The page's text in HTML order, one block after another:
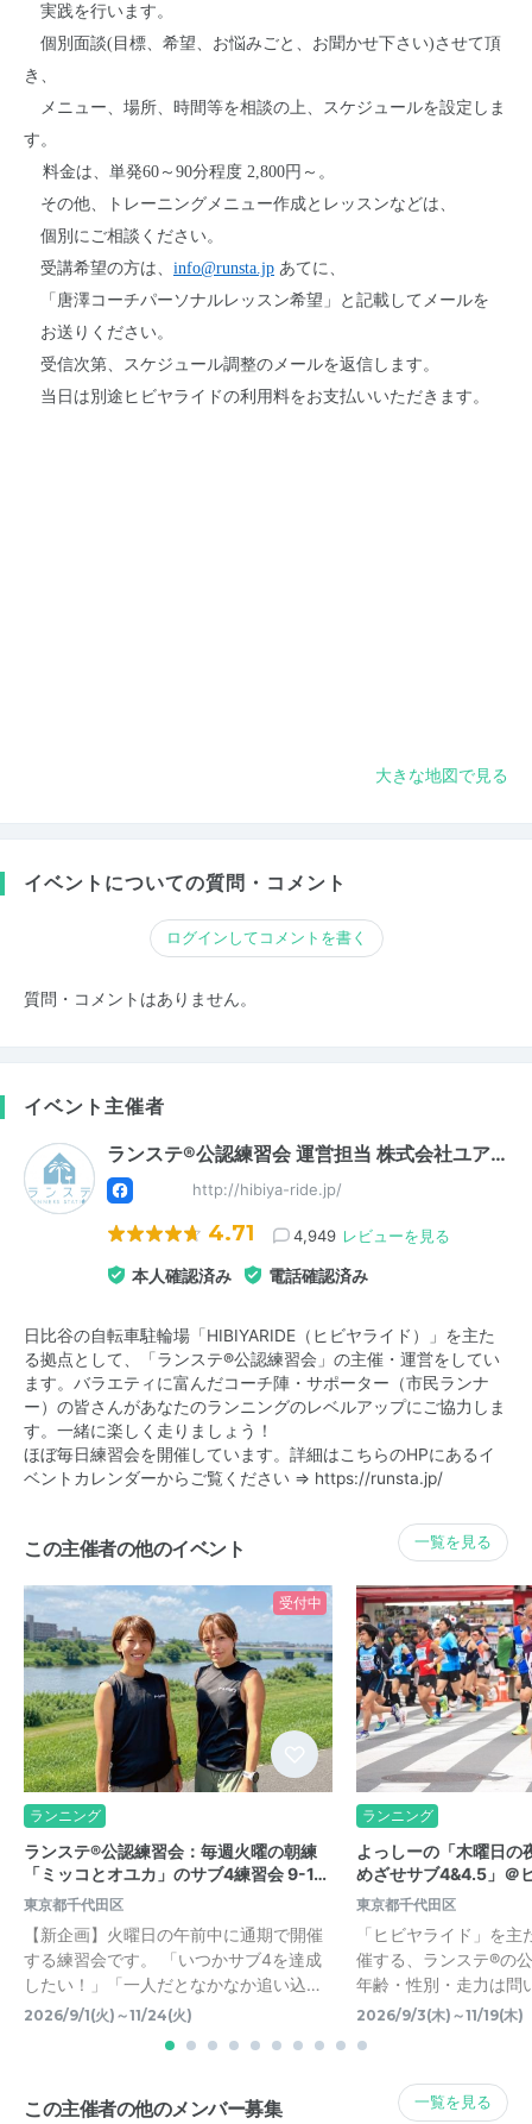
実践を行います。
個別面談(目標、希望、お悩みごと、お聞かせ下さい)させて頂
き、
メニュー、場所、 時間等を相談の上、スケジュールを設定しま
す。
料金は、単発60～90分程度 2,800円～。
その他、トレーニングメニュー作成とレッスンなどは、
個別にご相談ください。
受講希望の方は、 info@runsta.jp あてに、
「唐澤コーチパーソナルレッスン希望」と 記載してメールを
お送りください。
受信次第、スケジュール調整のメールを返信します。
当日は別途ヒビヤライドの利用料をお支払いいただきます。
大きな地図で見る
イベントについての質問・コメント
ログインしてコメントを書く
質問・コメントはありません。
イベント主催者
ランステ®公認練習会 運営担当 株式会社ユア…
http://hibiya-ride.jp/
4.71 4,949 レビューを見る
本人確認済み 電話確認済み
日比谷の自転車駐輪場「HIBIYARIDE（ヒビヤライド）」を主た
る拠点として、「ランステ®公認練習会」の主催・運営をしてい
ます。バラエティに富んだコーチ陣・サポーター（市民ランナ
ー）の皆さんがあなたのランニングのレベルアップにご協力しま
す。一緒に楽しく走りましょう！
ほぼ毎日練習会を開催しています。詳細はこちらのHPにあるイ
ベントカレンダーからご覧ください ⇒ https://runsta.jp/
この主催者の他のイベント 一覧を見る
受付中
ランニング
ランステ®公認練習会：毎週火曜の朝練
「ミッコとオユカ」のサブ4練習会 9-1…
東京都千代田区
【新企画】火曜日の午前中に通期で開催
する練習会です。 「いつかサブ4を達成
したい！」「一人だとなかなか追い込…
2026/9/1(火)～11/24(火)
ランニング
よっしーの「木曜日の
めざせサブ4&4.5」＠
東京都千代田区
「ヒビヤライド」を
催する、ランステ®の
年齢・性別・走力は問
2026/9/3(木)～11/19(木)
この主催者の他のメンバー募集 一覧を見る